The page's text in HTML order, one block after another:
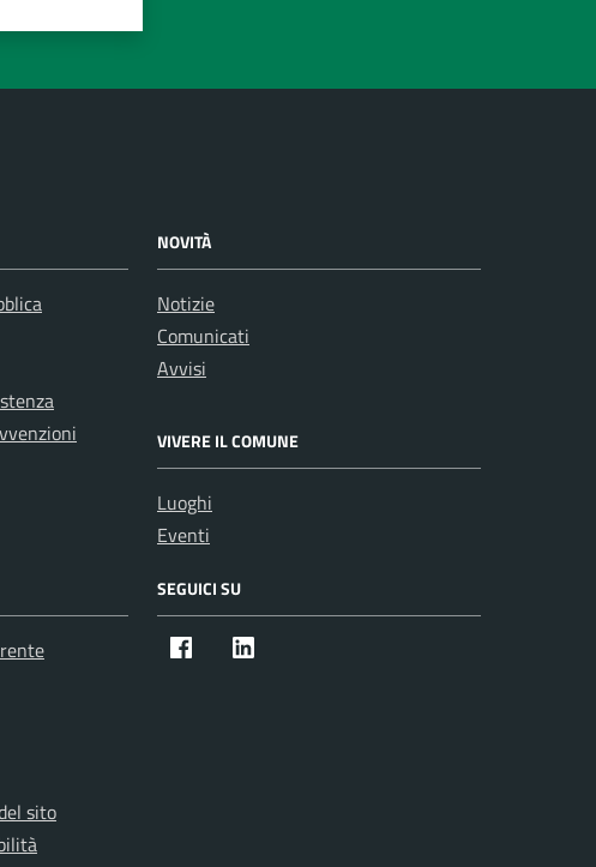
NOVITÀ
Notizie
Comunicati
Avvisi
VIVERE IL COMUNE
Luoghi
Eventi
sito
SEGUICI SU
Facebook